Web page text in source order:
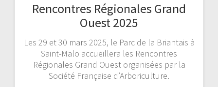
Rencontres Régionales Grand
Ouest 2025
Les 29 et 30 mars 2025, le Parc de la Briantais à
Saint-Malo accueillera les Rencontres
Régionales Grand Ouest organisées par la
Société Française d’Arboriculture.